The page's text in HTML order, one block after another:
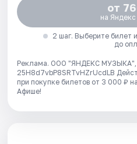
от
на
2 шаг. Выберите билет
до
Реклама. ООО "ЯНДЕКС
25H8d7vbP8SRTvHZrUcdLB
при покупке билетов от 3 000 ₽
Афише!